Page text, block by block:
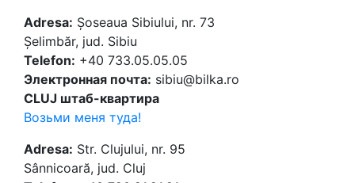
Adresa: Șoseaua Sibiului, nr. 73
Șelimbăr, jud. Sibiu
Telefon: +40 733.05.05.05
Электронная почта: sibiu@bilka.ro
CLUJ штаб-квартира
Возьми меня туда!
Adresa: Str. Clujului, nr. 95
Sânnicoară, jud. Cluj